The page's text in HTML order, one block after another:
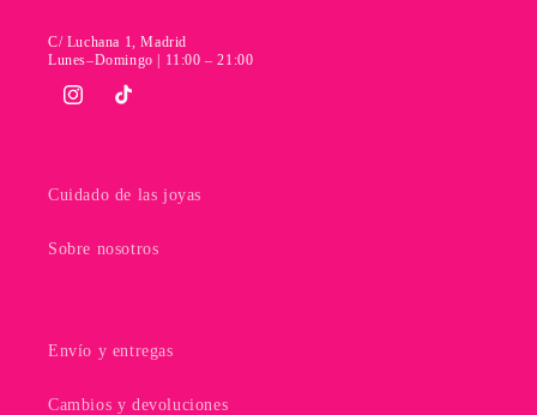
C/ Luchana 1, Madrid
Lunes–Domingo | 11:00 – 21:00
InstagramTikTok
Cuidado de las joyas
Sobre nosotros
Envío y entregas
Cambios y devoluciones